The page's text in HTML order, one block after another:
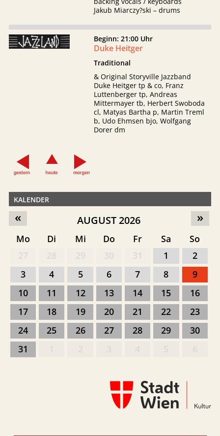
Jakub Miarczy?ski – drums
Beginn: 21:00 Uhr
Duke Heitger
Traditional
& Original Storyville Jazzband
Duke Heitger tp & co, Franz
Luttenberger tp, Andreas
Mittermayer tb, Herbert Swoboda
cl, Matyas Bartha p, Martin Treml
b, Udo Ehmsen bjo, Wolfgang
Dorer dm
KALENDER
»
« AUGUST 2026
Mo Di Mi Do Fr Sa
So
1
2
3
4 5 6 7 8
9
10
11 12 13 14 15
16
17
18 19 20 21 22
23
24
25 26 27 28 29
30
31